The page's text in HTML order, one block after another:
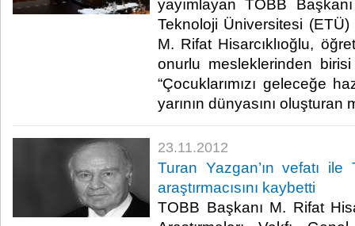
yayımlayan TOBB
Teknoloji Üniversitesi
M. Rifat Hisarcıklıoğlu,
onurlu mesleklerinden
“Çocuklarımızı geleceğe
yarının dünyasını oluşturan
23.11.2012
Turan Yazgan’ın vefatı
araştırmacısını kaybetti
TOBB Başkanı M. Rifat